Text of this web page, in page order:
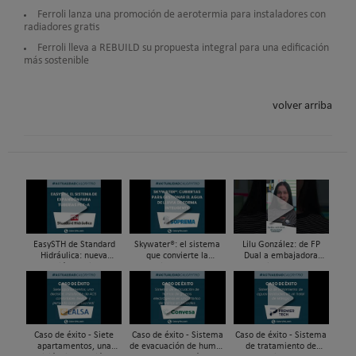
Ferroli lanza una promoción de aerotermia para instaladores con
radiadores gratis
Ferroli lleva a REBUILD su propuesta integral para una edificación
más sostenible
volver arriba
EasySTH de Standard
Hidráulica: nueva
de expansión para
tuberías PEX
Skywater®: el sistema
que convierte la
infraestructura activa de
gestión del agua...
Lilu González: de FP
Dual a embajadora
| Mecatrónica Industrial
Caso de éxito - Siete
apartamentos, una
Caso de éxito - Sistema
de evacuación de humos
Caso de éxito - Sistema
de tratamiento de